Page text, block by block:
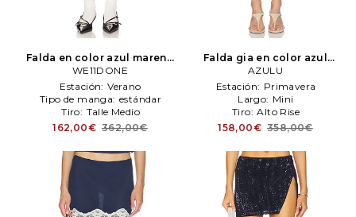
Falda en color azul mareno
WE11DONE
WE11DONE
Estación: Verano
Tipo de manga: estándar
Tiro: Talle Medio
162,00€ 362,00€
Falda gia en color azul
mareno AZULU
AZULU
Estación: Primavera
Largo: Mini
Tiro: Alto Rise
158,00€ 358,00€